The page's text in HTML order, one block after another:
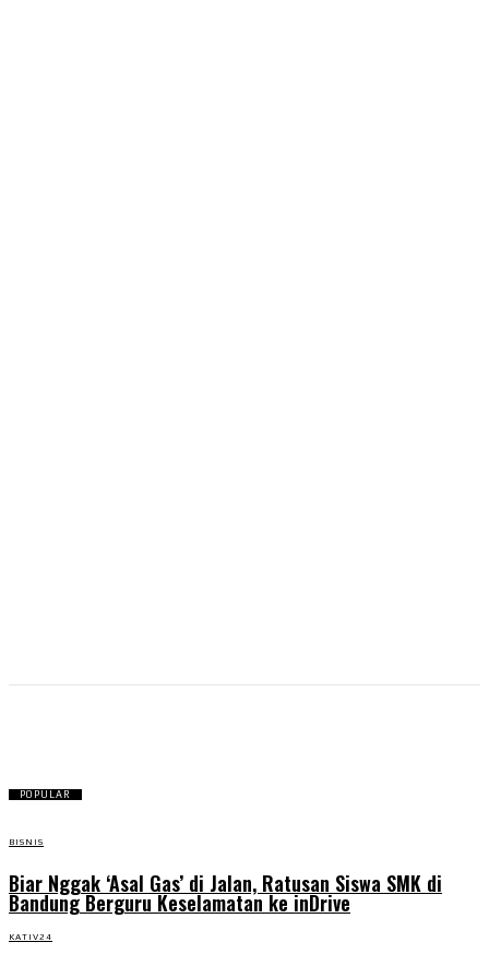
POPULAR
BISNIS
Biar Nggak ‘Asal Gas’ di Jalan, Ratusan Siswa SMK di
Bandung Berguru Keselamatan ke inDrive
KATIV24